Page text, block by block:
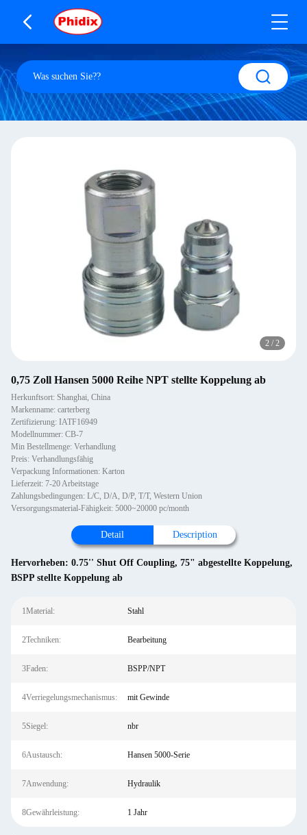
2 / 2
0,75 Zoll Hansen 5000 Reihe NPT stellte Koppelung ab
Herkunftsort: Shanghai, China
Markenname: carterberg
Zertifizierung: IATF16949
Modellnummer: CB-7
Min Bestellmenge: Verhandlung
Preis: Verhandlungsfähig
Verpackung Informationen: Karton
Lieferzeit: 7-20 Arbeitstage
Zahlungsbedingungen: L/C, D/A, D/P, T/T, Western Union
Versorgungsmaterial-Fähigkeit: 5000~20000 pc/month
Detail Description
Hervorheben: 0.75'' Shut Off Coupling, 75" abgestellte Koppelung,
BSPP stellte Koppelung ab
1Material: Stahl
2Techniken: Bearbeitung
3Faden: BSPP/NPT
4Verriegelungsmechanismus: mit Gewinde
5Siegel: nbr
6Austausch: Hansen 5000-Serie
7Anwendung: Hydraulik
8Gewährleistung: 1 Jahr